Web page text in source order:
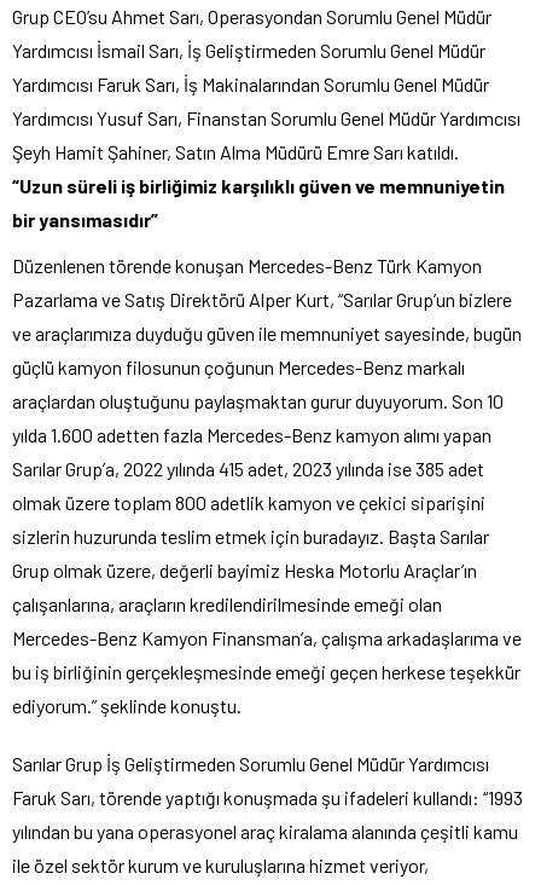
Grup CEO’su Ahmet Sarı, Operasyondan Sorumlu Genel Müdür
Yardımcısı İsmail Sarı, İş Geliştirmeden Sorumlu Genel Müdür
Yardımcısı Faruk Sarı, İş Makinalarından Sorumlu Genel Müdür
Yardımcısı Yusuf Sarı, Finanstan Sorumlu Genel Müdür Yardımcısı
Şeyh Hamit Şahiner, Satın Alma Müdürü Emre Sarı katıldı.
“Uzun süreli iş birliğimiz karşılıklı güven ve memnuniyetin
bir yansımasıdır”
Düzenlenen törende konuşan Mercedes-Benz Türk Kamyon
Pazarlama ve Satış Direktörü Alper Kurt, “Sarılar Grup’un bizlere
ve araçlarımıza duyduğu güven ile memnuniyet sayesinde, bugün
güçlü kamyon filosunun çoğunun Mercedes-Benz markalı
araçlardan oluştuğunu paylaşmaktan gurur duyuyorum. Son 10
yılda 1.600 adetten fazla Mercedes-Benz kamyon alımı yapan
Sarılar Grup’a, 2022 yılında 415 adet, 2023 yılında ise 385 adet
olmak üzere toplam 800 adetlik kamyon ve çekici siparişini
sizlerin huzurunda teslim etmek için buradayız. Başta Sarılar
Grup olmak üzere, değerli bayimiz Heska Motorlu Araçlar’ın
çalışanlarına, araçların kredilendirilmesinde emeği olan
Mercedes-Benz Kamyon Finansman’a, çalışma arkadaşlarıma ve
bu iş birliğinin gerçekleşmesinde emeği geçen herkese teşekkür
ediyorum.” şeklinde konuştu.
Sarılar Grup İş Geliştirmeden Sorumlu Genel Müdür Yardımcısı
Faruk Sarı, törende yaptığı konuşmada şu ifadeleri kullandı: “1993
yılından bu yana operasyonel araç kiralama alanında çeşitli kamu
ile özel sektör kurum ve kuruluşlarına hizmet veriyor,